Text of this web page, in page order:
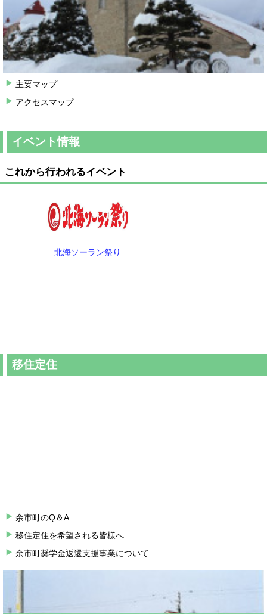
主要マップ
アクセスマップ
イベント情報
これから行われるイベント
北海ソーラン祭り
移住定住
余市町のQ＆A
移住定住を希望される皆様へ
余市町奨学金返還支援事業について